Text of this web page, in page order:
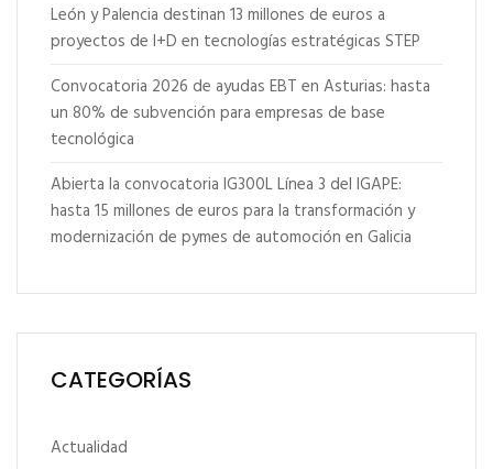
León y Palencia destinan 13 millones de euros a
proyectos de I+D en tecnologías estratégicas STEP
Convocatoria 2026 de ayudas EBT en Asturias: hasta
un 80% de subvención para empresas de base
tecnológica
Abierta la convocatoria IG300L Línea 3 del IGAPE:
hasta 15 millones de euros para la transformación y
modernización de pymes de automoción en Galicia
CATEGORÍAS
Actualidad